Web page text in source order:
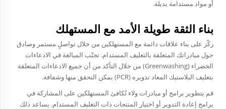
أو مواد مستدامة بديلة.
بناء الثقة طويلة الأمد مع المستهلك
ركّز على بناء علاقات دائمة مع المستهلكين من خلال تواصلٍ مستمر وصادق
حول مبادراتك المتعلقة بالتغليف المستدام. تجنّب المبالغة في الادعاءات
الخضراء (Greenwashing) من خلال التأكد من أن جميع الادعاءات المتعلقة
بتغليف البلاستيك المعاد تدويره (PCR) يمكن التحقق منها وشفافة.
قم بتطوير برامج أو مبادرات ولاء تُكافئ المستهلكين على المشاركة في
برامج إعادة التدوير أو اختيار المنتجات ذات التغليف المستدام. يساعد ذلك